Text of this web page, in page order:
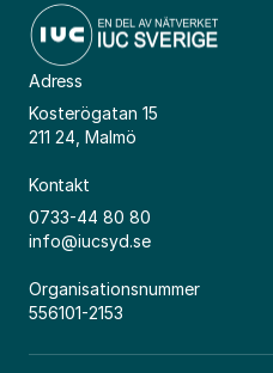
Adress
Kosterögatan 15
211 24, Malmö
Kontakt
0733-44 80 80
info@iucsyd.se
Organisationsnummer
556101-2153